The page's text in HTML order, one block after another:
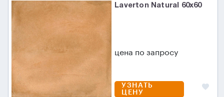
Laverton Natural 60x60
цена по запросу
УЗНАТЬ
ЦЕНУ